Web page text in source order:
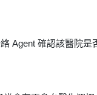
Agent 確認該醫院是